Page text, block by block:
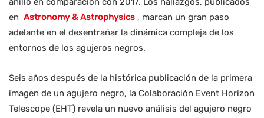
en Astronomy & Astrophysics , marcan un gran paso
adelante en el desentrañar la dinámica compleja de los
entornos de los agujeros negros.
Seis años después de la histórica publicación de la primera
imagen de un agujero negro, la Colaboración Event Horizon
Telescope (EHT) revela un nuevo análisis del agujero negro